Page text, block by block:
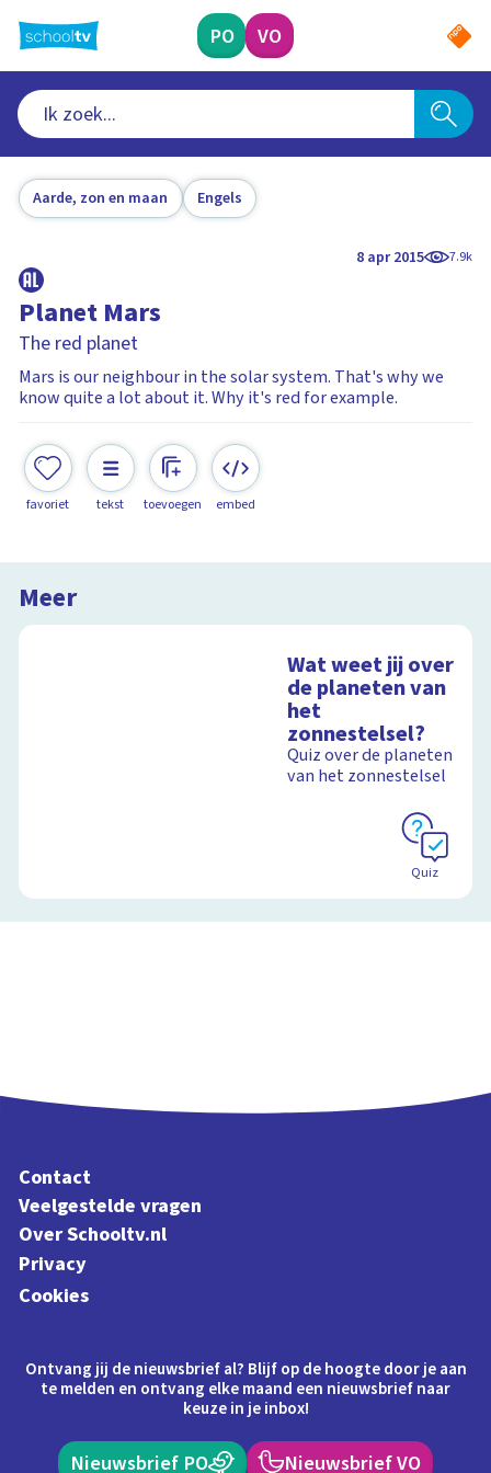
naar
hoofdinhoud
PO VO
Aarde, zon en maan Engels
8 apr 2015 7.9k
Planet Mars
The red planet
Mars is our neighbour in the solar system. That's why we
know quite a lot about it. Why it's red for example.
favoriet tekst toevoegen embed
Meer
Wat weet jij over
de planeten van
het
zonnestelsel?
Quiz over de planeten
van het zonnestelsel
Quiz
Contact
Veelgestelde vragen
Over Schooltv.nl
Privacy
Cookies
Ontvang jij de nieuwsbrief al? Blijf op de hoogte door je aan
te melden en ontvang elke maand een nieuwsbrief naar
keuze in je inbox!
Nieuwsbrief PO Nieuwsbrief VO